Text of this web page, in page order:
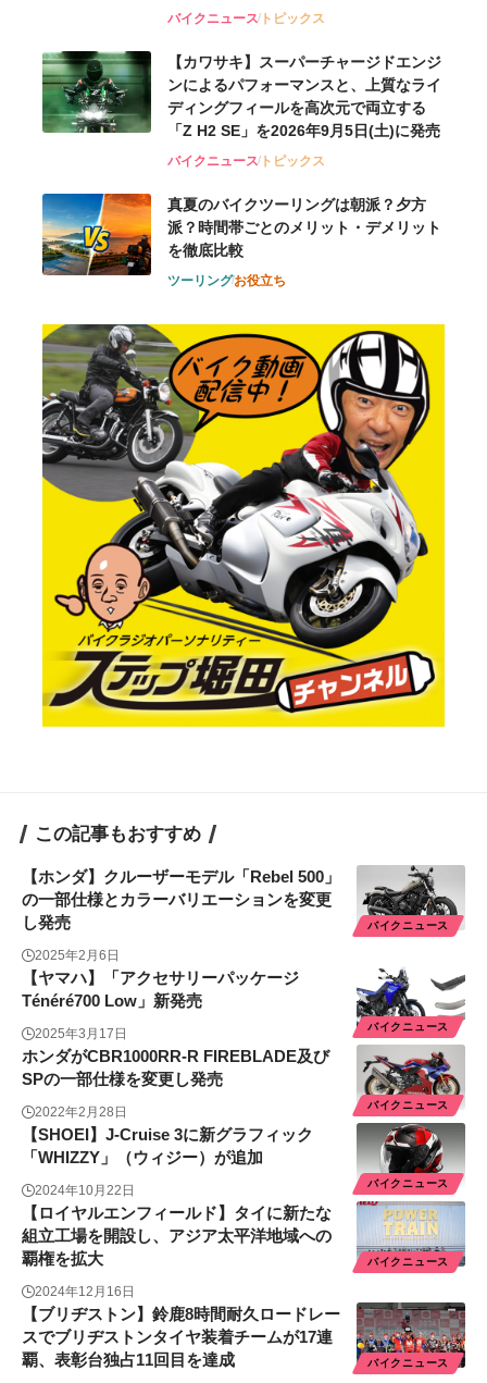
バイクニューストピックス
【カワサキ】スーパーチャージドエンジ
ンによるパフォーマンスと、上質なライ
ディングフィールを高次元で両立する
「Z H2 SE」を2026年9月5日(土)に発売
バイクニューストピックス
真夏のバイクツーリングは朝派？夕方
派？時間帯ごとのメリット・デメリット
を徹底比較
ツーリングお役立ち
この記事もおすすめ
バイクニュース
【ホンダ】クルーザーモデル「Rebel 500」
の一部仕様とカラーバリエーションを変更
し発売
2025年2月6日
バイクニュース
【ヤマハ】「アクセサリーパッケージ
Ténéré700 Low」新発売
2025年3月17日
バイクニュース
ホンダがCBR1000RR-R FIREBLADE及び
SPの一部仕様を変更し発売
2022年2月28日
バイクニュース
【SHOEI】J-Cruise 3に新グラフィック
「WHIZZY」（ウィジー）が追加
2024年10月22日
バイクニュース
【ロイヤルエンフィールド】タイに新たな
組立工場を開設し、アジア太平洋地域への
覇権を拡大
2024年12月16日
バイクニュース
【ブリヂストン】鈴鹿8時間耐久ロードレー
スでブリヂストンタイヤ装着チームが17連
覇、表彰台独占11回目を達成